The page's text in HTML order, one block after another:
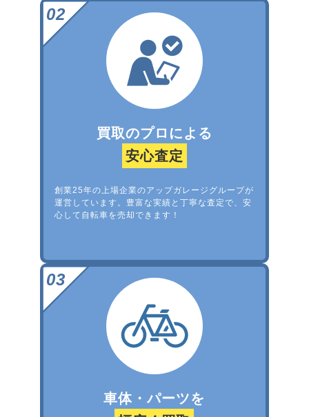
買取のプロによる
安心査定
創業25年の上場企業のアップガレージグループが
運営しています。豊富な実績と丁寧な査定で、安
心して自転車を売却できます！
車体・パーツを